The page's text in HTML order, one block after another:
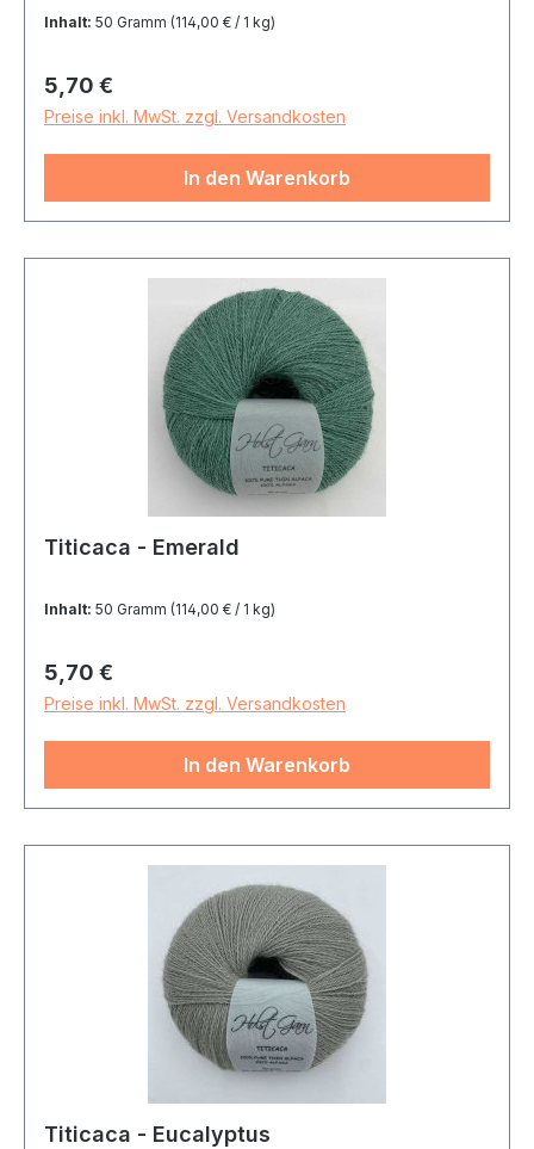
Inhalt: 50 Gramm (114,00 € / 1 kg)
Regulärer Preis:
5,70 €
Preise inkl. MwSt. zzgl. Versandkosten
In den Warenkorb
Titicaca - Emerald
Inhalt: 50 Gramm (114,00 € / 1 kg)
Regulärer Preis:
5,70 €
Preise inkl. MwSt. zzgl. Versandkosten
In den Warenkorb
Titicaca - Eucalyptus